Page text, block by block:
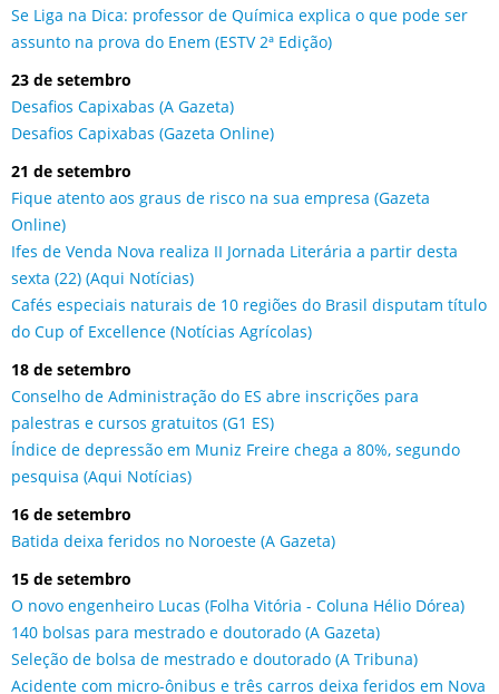
Se Liga na Dica: professor de Química explica o que pode ser
assunto na prova do Enem (ESTV 2ª Edição)
23 de setembro
Desafios Capixabas (A Gazeta)
Desafios Capixabas (Gazeta Online)
21 de setembro
Fique atento aos graus de risco na sua empresa (Gazeta
Online)
Ifes de Venda Nova realiza II Jornada Literária a partir desta
sexta (22) (Aqui Notícias)
Cafés especiais naturais de 10 regiões do Brasil disputam título
do Cup of Excellence (Notícias Agrícolas)
18 de setembro
Conselho de Administração do ES abre inscrições para
palestras e cursos gratuitos (G1 ES)
Índice de depressão em Muniz Freire chega a 80%, segundo
pesquisa (Aqui Notícias)
16 de setembro
Batida deixa feridos no Noroeste (A Gazeta)
15 de setembro
O novo engenheiro Lucas (Folha Vitória - Coluna Hélio Dórea)
140 bolsas para mestrado e doutorado (A Gazeta)
Seleção de bolsa de mestrado e doutorado (A Tribuna)
Acidente com micro-ônibus e três carros deixa feridos em Nova